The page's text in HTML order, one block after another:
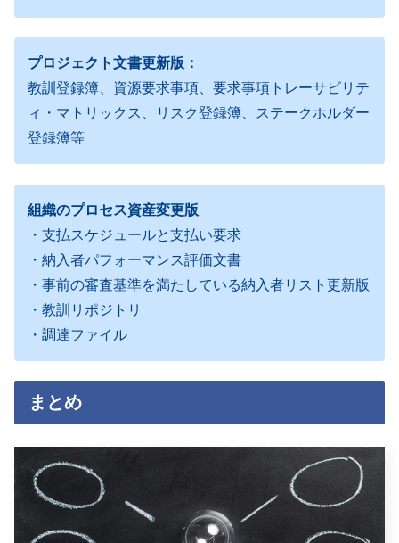
プロジェクト文書更新版：
教訓登録簿、資源要求事項、要求事項トレーサビリテ
ィ・マトリックス、リスク登録簿、ステークホルダー
登録簿等
組織のプロセス資産変更版
・支払スケジュールと支払い要求
・納入者パフォーマンス評価文書
・事前の審査基準を満たしている納入者リスト更新版
・教訓リポジトリ
・調達ファイル
まとめ